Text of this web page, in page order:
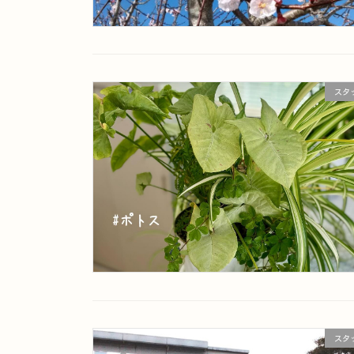
スタ
スタ